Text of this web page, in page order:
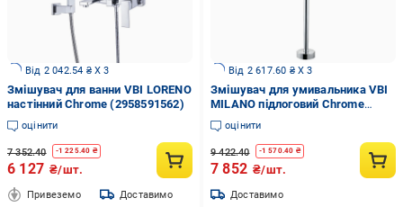
Від 2 042.54 ₴ X 3
Змішувач для ванни VBI LORENO
настінний Chrome (2958591562)
оцінити
7 352.40 -1 225.40 ₴
6 127 ₴/шт.
Привеземо Доставимо
Від 2 617.60 ₴ X 3
Змішувач для умивальника VBI
MILANO підлоговий Chrome
(2958591533)
оцінити
9 422.40 -1 570.40 ₴
7 852 ₴/шт.
Доставимо